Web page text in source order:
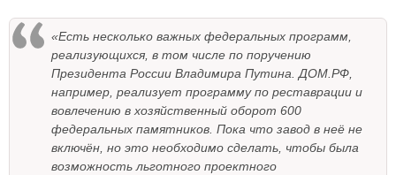
«Есть несколько важных федеральных программ,
реализующихся, в том числе по поручению
Президента России Владимира Путина. ДОМ.РФ,
например, реализует программу по реставрации и
вовлечению в хозяйственный оборот 600
федеральных памятников. Пока что завод в неё не
включён, но это необходимо сделать, чтобы была
возможность льготного проектного